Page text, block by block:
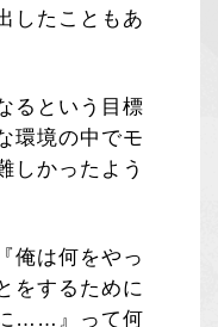
したこともあ
るという目標
環境の中でモ
しかったよう
俺は何をやっ
をするために
……』って何